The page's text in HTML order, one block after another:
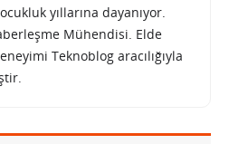
yıllarına dayanıyor.
Mühendisi. Elde
Teknoblog aracılığıyla